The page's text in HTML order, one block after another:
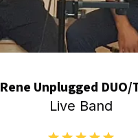
Rene Unplugged DUO/
Live Band